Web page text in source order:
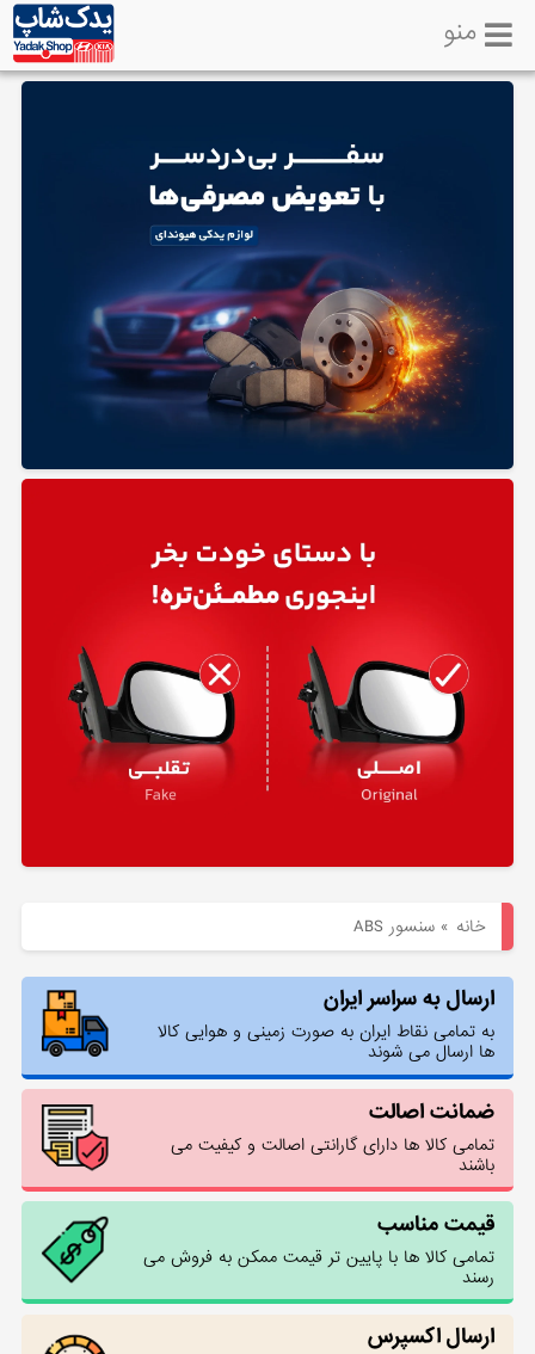
لوازم
منو
خانه »سنسور ABS
ارسال به سراسر ایران
به تمامی نقاط ایران به صورت زمینی و هوایی کالا
ها ارسال می شوند
ضمانت اصالت
تمامی کالا ها دارای گارانتی اصالت و کیفیت می
باشند
قیمت مناسب
تمامی کالا ها با پایین تر قیمت ممکن به فروش می
رسند
ارسال اکسپرس